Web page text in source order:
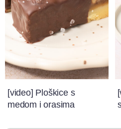
[video] Ploškice s
medom i orasima